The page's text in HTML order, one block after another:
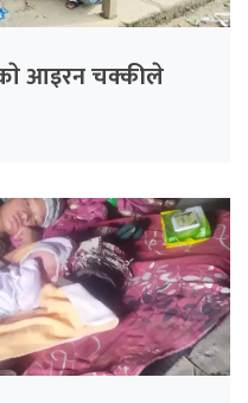
आइरन चक्कीले